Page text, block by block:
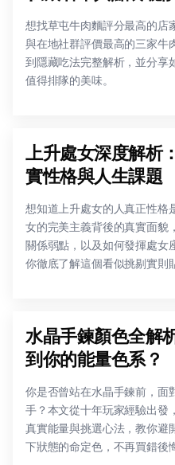
想找草屯牛肉麵評分最高的店
與在地社群評價最高的三家牛
到隱藏吃法完整解析，並分享
值得排隊的美味。
上升處女深度解析
實性格與人生課題
想知道上升處女的人真正性格
女的完美主義背後的真實面貌
關係弱點，以及如何發揮處女
你徹底了解這個看似挑剔實則
水晶手鍊顏色全解
到你的能量色系？
你是否曾站在水晶手鍊前，面
手？本文從十年玩家經驗出發
真實能量與挑選心法，教你避
下狀態的命定色，不再買錯後